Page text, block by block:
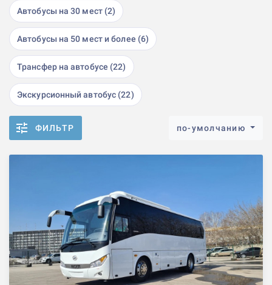
Автобусы на 30 мест (2)
Автобусы на 50 мест и более (6)
Трансфер на автобусе (22)
Экскурсионный автобус (22)
ФИЛЬТР по-умолчанию